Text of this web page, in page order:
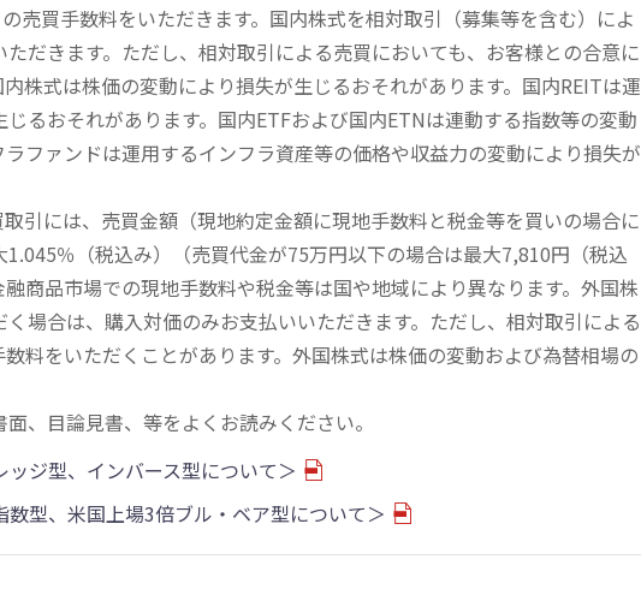
売買手数料をいただきます。国内株式を相対取引（募集等を含む）によ
だきます。ただし、相対取引による売買においても、お客様との合意に
株式は株価の変動により損失が生じるおそれがあります。国内REITは運
るおそれがあります。国内ETFおよび国内ETNは連動する指数等の変動
ファンドは運用するインフラ資産等の価格や収益力の変動により損失が
引には、売買金額（現地約定金額に現地手数料と税金等を買いの場合に
％（税込み）（売買代金が75万円以下の場合は最大7,810円（税込
商品市場での現地手数料や税金等は国や地域により異なります。外国株
場合は、購入対価のみお支払いいただきます。ただし、相対取引による
料をいただくことがあります。外国株式は株価の変動および為替相場の
、目論見書、等をよくお読みください。
ジ型、インバース型について＞
型、米国上場3倍ブル・ベア型について＞